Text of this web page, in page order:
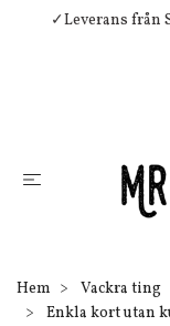
✓Leverans från
Hem Vackra ting
Enkla kort utan